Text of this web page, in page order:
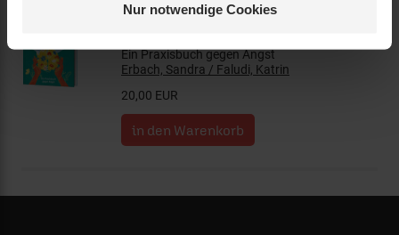
Nur notwendige Cookies
Heavenly Mental – Über Gott und
Ein Praxisbuch gegen Angst
Erbach, Sandra / Faludi, Katrin
20,00 EUR